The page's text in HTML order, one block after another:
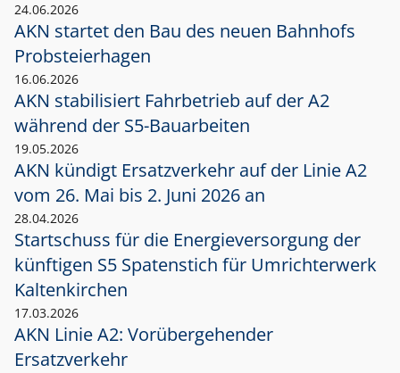
24.06.2026
AKN startet den Bau des neuen Bahnhofs
Probsteierhagen
16.06.2026
AKN stabilisiert Fahrbetrieb auf der A2
während der S5-Bauarbeiten
19.05.2026
AKN kündigt Ersatzverkehr auf der Linie A2
vom 26. Mai bis 2. Juni 2026 an
28.04.2026
Startschuss für die Energieversorgung der
künftigen S5 Spatenstich für Umrichterwerk
Kaltenkirchen
17.03.2026
AKN Linie A2: Vorübergehender
Ersatzverkehr